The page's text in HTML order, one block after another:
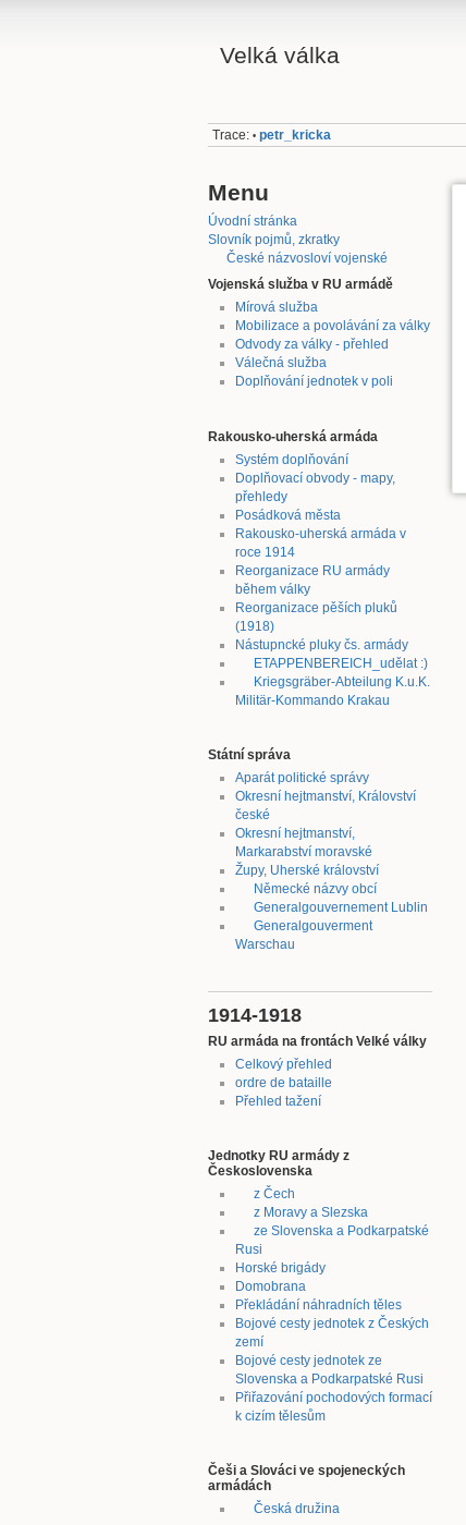
Velká válka
Trace: • petr_kricka
Menu
Úvodní stránka
Slovník pojmů, zkratky
České názvosloví vojenské
Vojenská služba v RU armádě
Mírová služba
Mobilizace a povolávání za války
Odvody za války - přehled
Válečná služba
Doplňování jednotek v poli
Rakousko-uherská armáda
Systém doplňování
Doplňovací obvody - mapy,
přehledy
Posádková města
Rakousko-uherská armáda v
roce 1914
Reorganizace RU armády
během války
Reorganizace pěších pluků
(1918)
Nástupncké pluky čs. armády
ETAPPENBEREICH_udělat :)
Kriegsgräber-Abteilung K.u.K.
Militär-Kommando Krakau
Státní správa
Aparát politické správy
Okresní hejtmanství, Království
české
Okresní hejtmanství,
Markarabství moravské
Župy, Uherské království
Německé názvy obcí
Generalgouvernement Lublin
Generalgouverment
Warschau
1914-1918
RU armáda na frontách Velké války
Celkový přehled
ordre de bataille
Přehled tažení
Jednotky RU armády z
Československa
z Čech
z Moravy a Slezska
ze Slovenska a Podkarpatské
Rusi
Horské brigády
Domobrana
Překládání náhradních těles
Bojové cesty jednotek z Českých
zemí
Bojové cesty jednotek ze
Slovenska a Podkarpatské Rusi
Přiřazování pochodových formací
k cizím tělesům
Češi a Slováci ve spojeneckých
armádách
Česká družina